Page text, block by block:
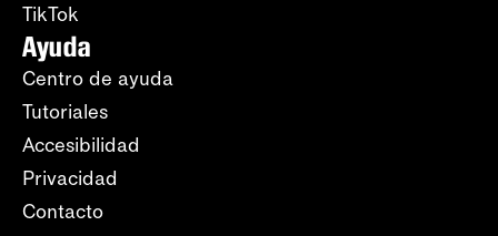
TikTok
Ayuda
Centro de ayuda
Tutoriales
Accesibilidad
Privacidad
Contacto